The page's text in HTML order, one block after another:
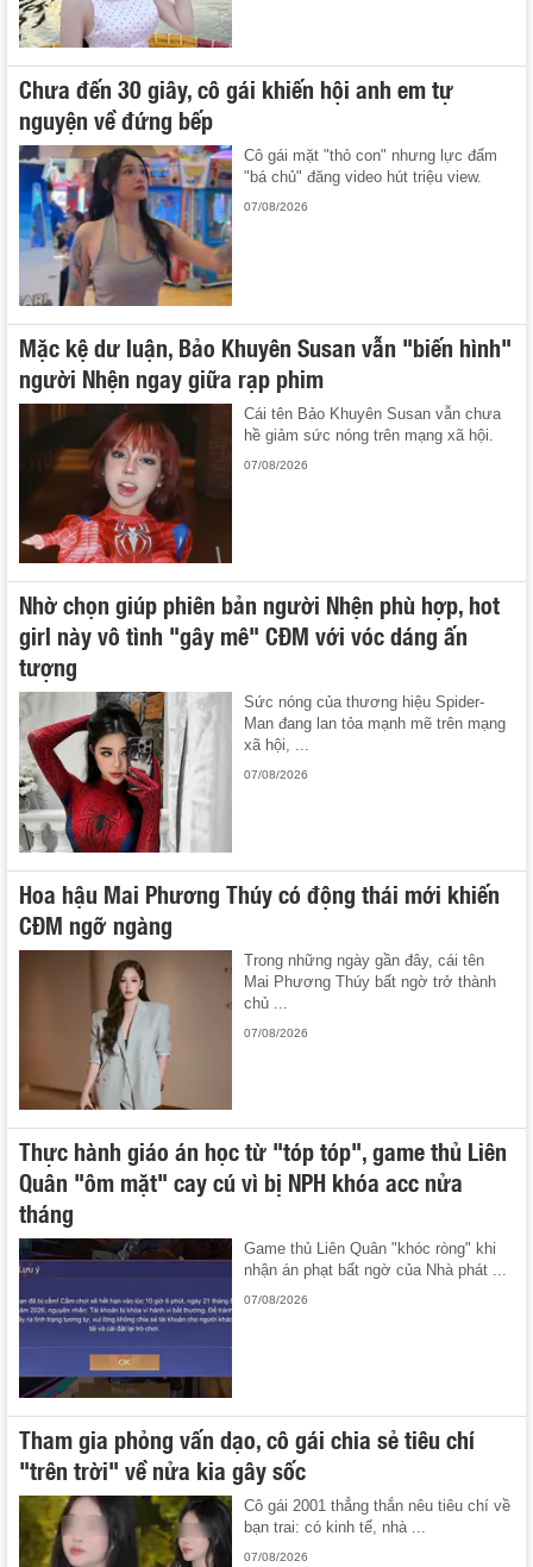
Chưa đến 30 giây, cô gái khiến hội anh em tự
nguyện về đứng bếp
Cô gái mặt "thỏ con" nhưng lực đấm
"bá chủ" đăng video hút triệu view.
07/08/2026
Mặc kệ dư luận, Bảo Khuyên Susan vẫn "biến hình"
người Nhện ngay giữa rạp phim
Cái tên Bảo Khuyên Susan vẫn chưa
hề giảm sức nóng trên mạng xã hội.
07/08/2026
Nhờ chọn giúp phiên bản người Nhện phù hợp, hot
girl này vô tình "gây mê" CĐM với vóc dáng ấn
tượng
Sức nóng của thương hiệu Spider-
Man đang lan tỏa mạnh mẽ trên mạng
xã hội, ...
07/08/2026
Hoa hậu Mai Phương Thúy có động thái mới khiến
CĐM ngỡ ngàng
Trong những ngày gần đây, cái tên
Mai Phương Thúy bất ngờ trở thành
chủ ...
07/08/2026
Thực hành giáo án học từ "tóp tóp", game thủ Liên
Quân "ôm mặt" cay cú vì bị NPH khóa acc nửa
tháng
Game thủ Liên Quân "khóc ròng" khi
nhận án phạt bất ngờ của Nhà phát ...
07/08/2026
Tham gia phỏng vấn dạo, cô gái chia sẻ tiêu chí
"trên trời" về nửa kia gây sốc
Cô gái 2001 thẳng thắn nêu tiêu chí về
bạn trai: có kinh tế, nhà ...
07/08/2026